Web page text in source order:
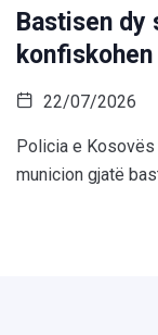
Bastisen dy
22/07/2026
Policia e
municion gjatë